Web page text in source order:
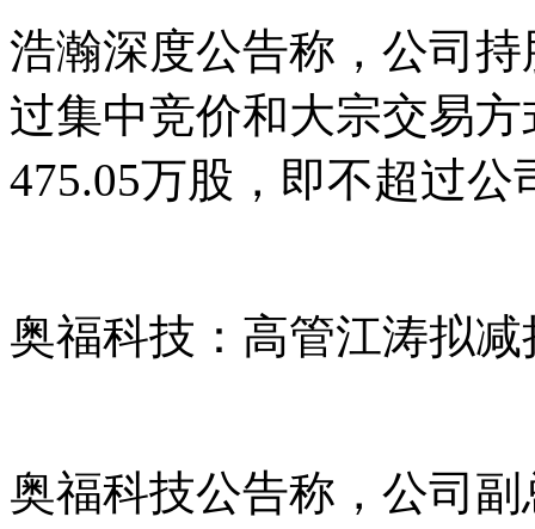
浩瀚深度公告称，公司
过集中竞价和大宗交易
475.05万股，即不超过公
奥福科技：高管江涛拟减
奥福科技公告称，公司